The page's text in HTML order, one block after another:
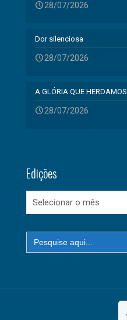
28/07/2026
Dor silenciosa
28/07/2026
A GLÓRIA QUE HERDAMOS
28/07/2026
Edições
Edições
Search
for: